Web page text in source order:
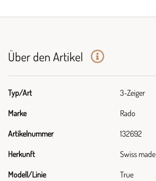
Über den Artikel
Typ/Art 3-Zeiger
Marke Rado
Artikelnummer 132692
Herkunft Swiss made
Modell/Linie True